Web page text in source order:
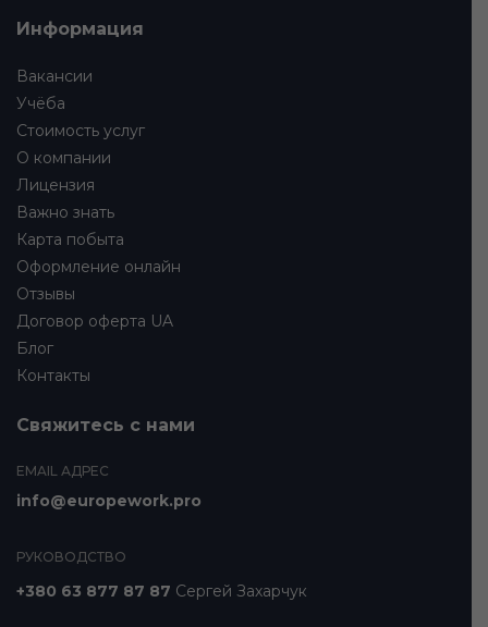
Информация
Вакансии
Учёба
Стоимость услуг
О компании
Лицензия
Важно знать
Карта побыта
Оформление онлайн
Отзывы
Договор оферта UA
Блог
Контакты
Свяжитесь с нами
EMAIL АДРЕС
info@europework.pro
РУКОВОДСТВО
+380 63 877 87 87 Сергей Захарчук